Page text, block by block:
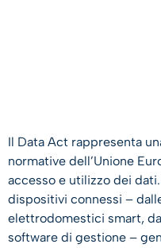
Il Data Act rappresenta
normative dell’Unione
accesso e utilizzo dei
dispositivi connessi –
elettrodomestici smart,
software di gestione –